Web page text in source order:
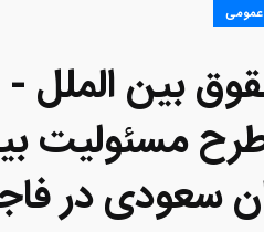
بین الملل -
مسئولیت
سعودی در